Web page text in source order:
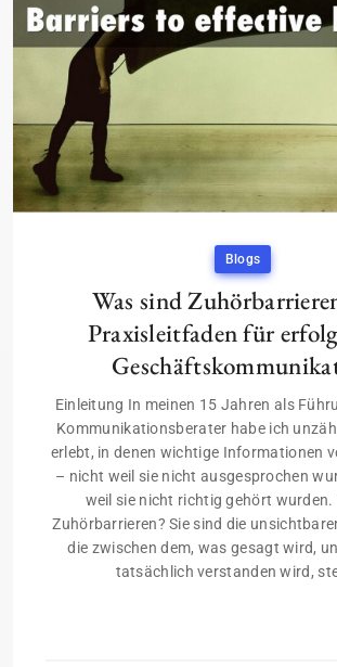
Blogs
Was sind
Praxisleitfaden für
Einleitung In meinen 15 Jahren als
Kommunikationsberater habe ich
erlebt, in denen wichtige Informationen
– nicht weil sie nicht ausgesprochen
weil sie nicht richtig gehört wurden.
Zuhörbarrieren? Sie sind die
die zwischen dem, was gesagt wird,
tatsächlich verstanden wird,